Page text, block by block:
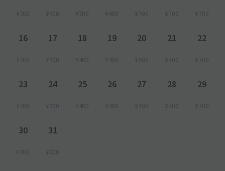
¥700 ¥400 ¥700 ¥400 ¥700 ¥700 ¥700
16
¥700
17
¥400
18
¥400
19
¥400
20
¥400
21
¥400
22
¥700
23
¥700
24
¥400
25
¥400
26
¥400
27
¥400
28
¥400
29
¥700
30
¥700
31
¥400